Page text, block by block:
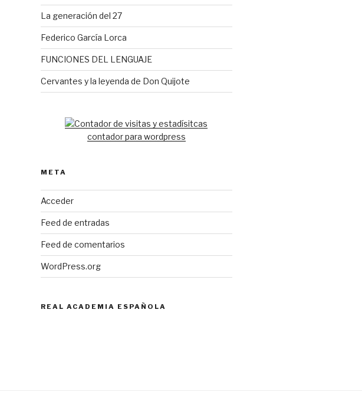
La generación del 27
Federico García Lorca
FUNCIONES DEL LENGUAJE
Cervantes y la leyenda de Don Quijote
contador para wordpress
META
Acceder
Feed de entradas
Feed de comentarios
WordPress.org
REAL ACADEMIA ESPAÑOLA